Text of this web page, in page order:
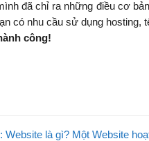
đã chỉ ra những điều cơ
có nhu cầu sử dụng
công!
Website là gì? Một Website